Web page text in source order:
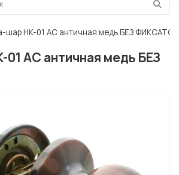
шар HK-01 AC античная медь БЕЗ
01 AC античная медь БЕЗ